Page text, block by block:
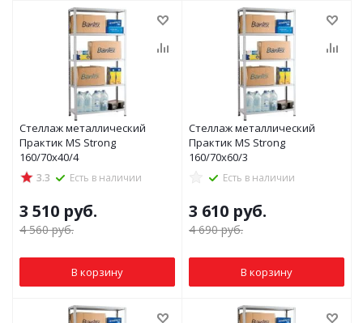
Стеллаж металлический
Практик MS Strong
160/70x40/4
3.3 Есть в наличии
3 510 руб.
4 560руб.
В корзину
Стеллаж металлический
Практик MS Strong
160/70x60/3
Есть в наличии
3 610 руб.
4 690руб.
В корзину